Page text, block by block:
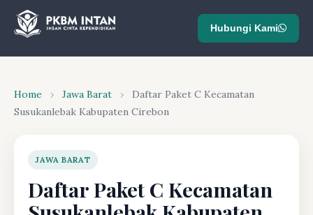
Hubungi Kami
Home › Jawa Barat ›
Daftar Paket C Kecamatan
Susukanlebak Kabupaten Cirebon
JAWA BARAT
Daftar Paket C Kecamatan